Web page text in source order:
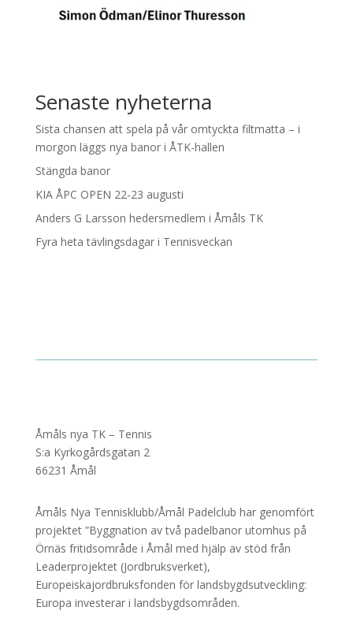
Senaste nyheterna
Sista chansen att spela på vår omtyckta filtmatta – i
morgon läggs nya banor i ÅTK-hallen
Stängda banor
KIA ÅPC OPEN 22-23 augusti
Anders G Larsson hedersmedlem i Åmåls TK
Fyra heta tävlingsdagar i Tennisveckan
Åmåls nya TK – Tennis
S:a Kyrkogårdsgatan 2
66231 Åmål
Åmåls Nya Tennisklubb/Åmål Padelclub har genomfört
projektet ”Byggnation av två padelbanor utomhus på
Örnäs fritidsområde i Åmål med hjälp av stöd från
Leaderprojektet (Jordbruksverket),
Europeiskajordbruksfonden för landsbygdsutveckling:
Europa investerar i landsbygdsområden.